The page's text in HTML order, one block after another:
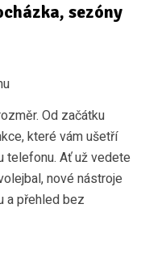
sezóny
Od začátku
které vám ušetří
telefonu. Ať už vedete
nové nástroje
a přehled bez